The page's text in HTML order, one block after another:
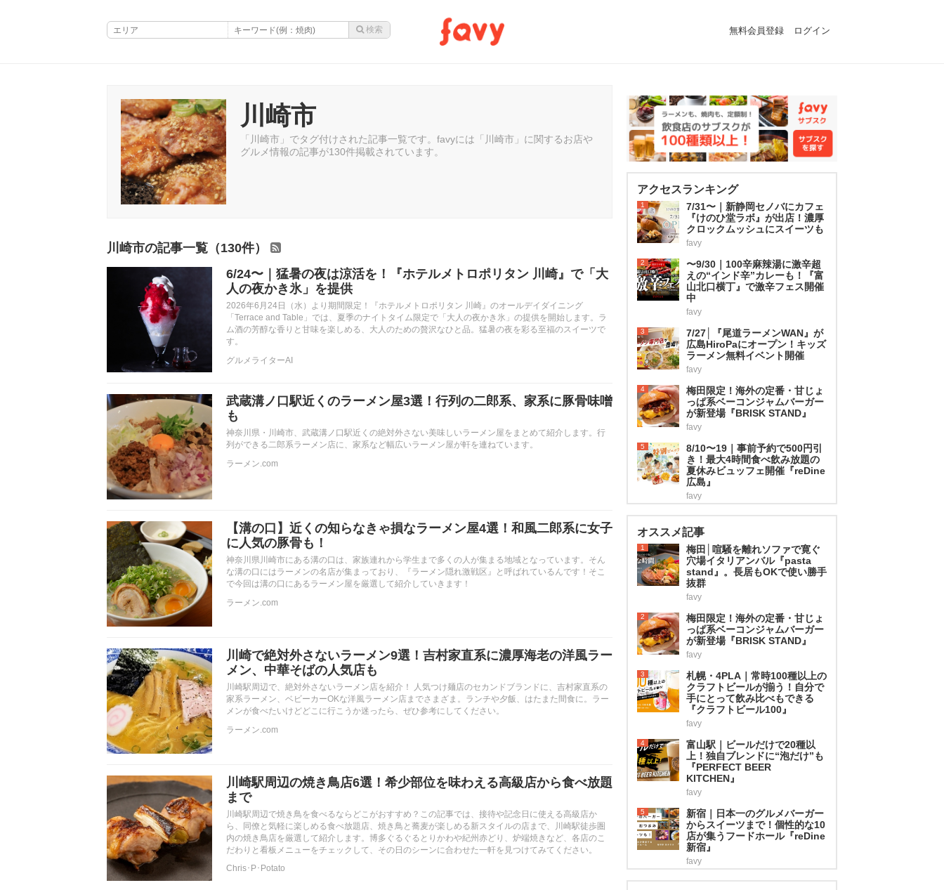
無料会員登録 ログイン
川崎市
「川崎市」でタグ付けされた記事一覧です。favyには「川崎市」に関するお店や
グルメ情報の記事が130件掲載されています。
川崎市の記事一覧（130件）
6/24〜｜猛暑の夜は涼活を！『ホテルメトロポリタン 川崎』で「大
人の夜かき氷」を提供
2026年6月24日（水）より期間限定！『ホテルメトロポリタン 川崎』のオールデイダイニング
「Terrace and Table」では、夏季のナイトタイム限定で「大人の夜かき氷」の提供を開始します。ラ
ム酒の芳醇な香りと甘味を楽しめる、大人のための贅沢なひと品。猛暑の夜を彩る至福のスイーツで
す。
グルメライターAI
武蔵溝ノ口駅近くのラーメン屋3選！行列の二郎系、家系に豚骨味噌
も
神奈川県・川崎市、武蔵溝ノ口駅近くの絶対外さない美味しいラーメン屋をまとめて紹介します。行
列ができる二郎系ラーメン店に、家系など幅広いラーメン屋が軒を連ねています。
ラーメン.com
【溝の口】近くの知らなきゃ損なラーメン屋4選！和風二郎系に女子
に人気の豚骨も！
神奈川県川崎市にある溝の口は、家族連れから学生まで多くの人が集まる地域となっています。そん
な溝の口にはラーメンの名店が集まっており、『ラーメン隠れ激戦区』と呼ばれているんです！そこ
で今回は溝の口にあるラーメン屋を厳選して紹介していきます！
ラーメン.com
川崎で絶対外さないラーメン9選！吉村家直系に濃厚海老の洋風ラー
メン、中華そばの人気店も
川崎駅周辺で、絶対外さないラーメン店を紹介！ 人気つけ麺店のセカンドブランドに、吉村家直系の
家系ラーメン、ベビーカーOKな洋風ラーメン店までさまざま。ランチや夕飯、はたまた間食に。ラー
メンが食べたいけどどこに行こうか迷ったら、ぜひ参考にしてください。
ラーメン.com
川崎駅周辺の焼き鳥店6選！希少部位を味わえる高級店から食べ放題
まで
川崎駅周辺で焼き鳥を食べるならどこがおすすめ？この記事では、接待や記念日に使える高級店か
ら、同僚と気軽に楽しめる食べ放題店、焼き鳥と蕎麦が楽しめる新スタイルの店まで、川崎駅徒歩圏
内の焼き鳥店を厳選して紹介します。博多ぐるぐるとりかわや紀州赤どり、炉端焼きなど、各店のこ
だわりと看板メニューをチェックして、その日のシーンに合わせた一軒を見つけてみてください。
Chris･P･Potato
アクセスランキング
1
7/31〜｜新静岡セノバにカフェ
『けのひ堂ラボ』が出店！濃厚
クロックムッシュにスイーツも
favy
2
〜9/30｜100辛麻辣湯に激辛超
えの“インド辛”カレーも！『富
山北口横丁』で激辛フェス開催
中
favy
3
7/27│『尾道ラーメンWAN』が
広島HiroPaにオープン！キッズ
ラーメン無料イベント開催
favy
4
梅田限定！海外の定番・甘じょ
っぱ系ベーコンジャムバーガー
が新登場『BRISK STAND』
favy
5
8/10〜19｜事前予約で500円引
き！最大4時間食べ飲み放題の
夏休みビュッフェ開催『reDine
広島』
favy
オススメ記事
1
梅田│喧騒を離れソファで寛ぐ
穴場イタリアンバル『pasta
stand』。長居もOKで使い勝手
抜群
favy
2
梅田限定！海外の定番・甘じょ
っぱ系ベーコンジャムバーガー
が新登場『BRISK STAND』
favy
3
札幌・4PLA｜常時100種以上の
クラフトビールが揃う！自分で
手にとって飲み比べもできる
『クラフトビール100』
favy
4
富山駅｜ビールだけで20種以
上！独自ブレンドに“泡だけ”も
『PERFECT BEER
KITCHEN』
favy
5
新宿｜日本一のグルメバーガー
からスイーツまで！個性的な10
店が集うフードホール『reDine
新宿』
favy